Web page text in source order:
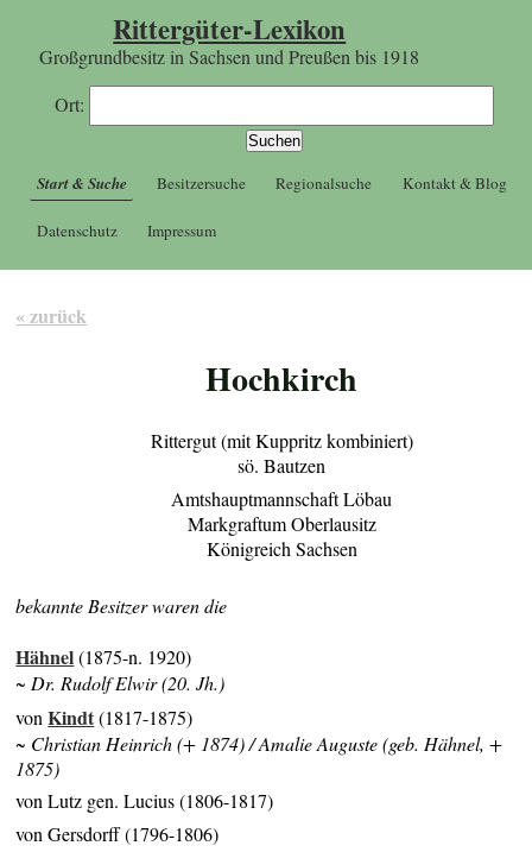
Rittergüter-Lexikon
Großgrundbesitz in Sachsen und Preußen bis 1918
Ort:
Start & Suche Besitzersuche Regionalsuche Kontakt & Blog
Datenschutz Impressum
« zurück
Hochkirch
Rittergut (mit Kuppritz kombiniert)
sö. Bautzen
Amtshauptmannschaft Löbau
Markgraftum Oberlausitz
Königreich Sachsen
bekannte Besitzer waren die
Hähnel(1875-n. 1920)
~ Dr. Rudolf Elwir (20. Jh.)
vonKindt(1817-1875)
~ Christian Heinrich (+ 1874) / Amalie Auguste (geb. Hähnel, +
1875)
von Lutz gen. Lucius (1806-1817)
von Gersdorff (1796-1806)